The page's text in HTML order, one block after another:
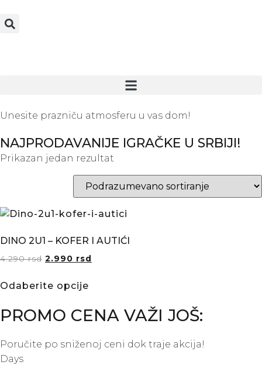
Unesite prazniču atmosferu u vas dom!
NAJPRODAVANIJE IGRAČKE U SRBIJI!
Prikazan jedan rezultat
DINO 2U1 – KOFER I AUTIĆI
4.290rsd 2.990 rsd
Odaberite opcije
PROMO CENA VAŽI JOŠ:
Poručite po sniženoj ceni dok traje akcija!
Days